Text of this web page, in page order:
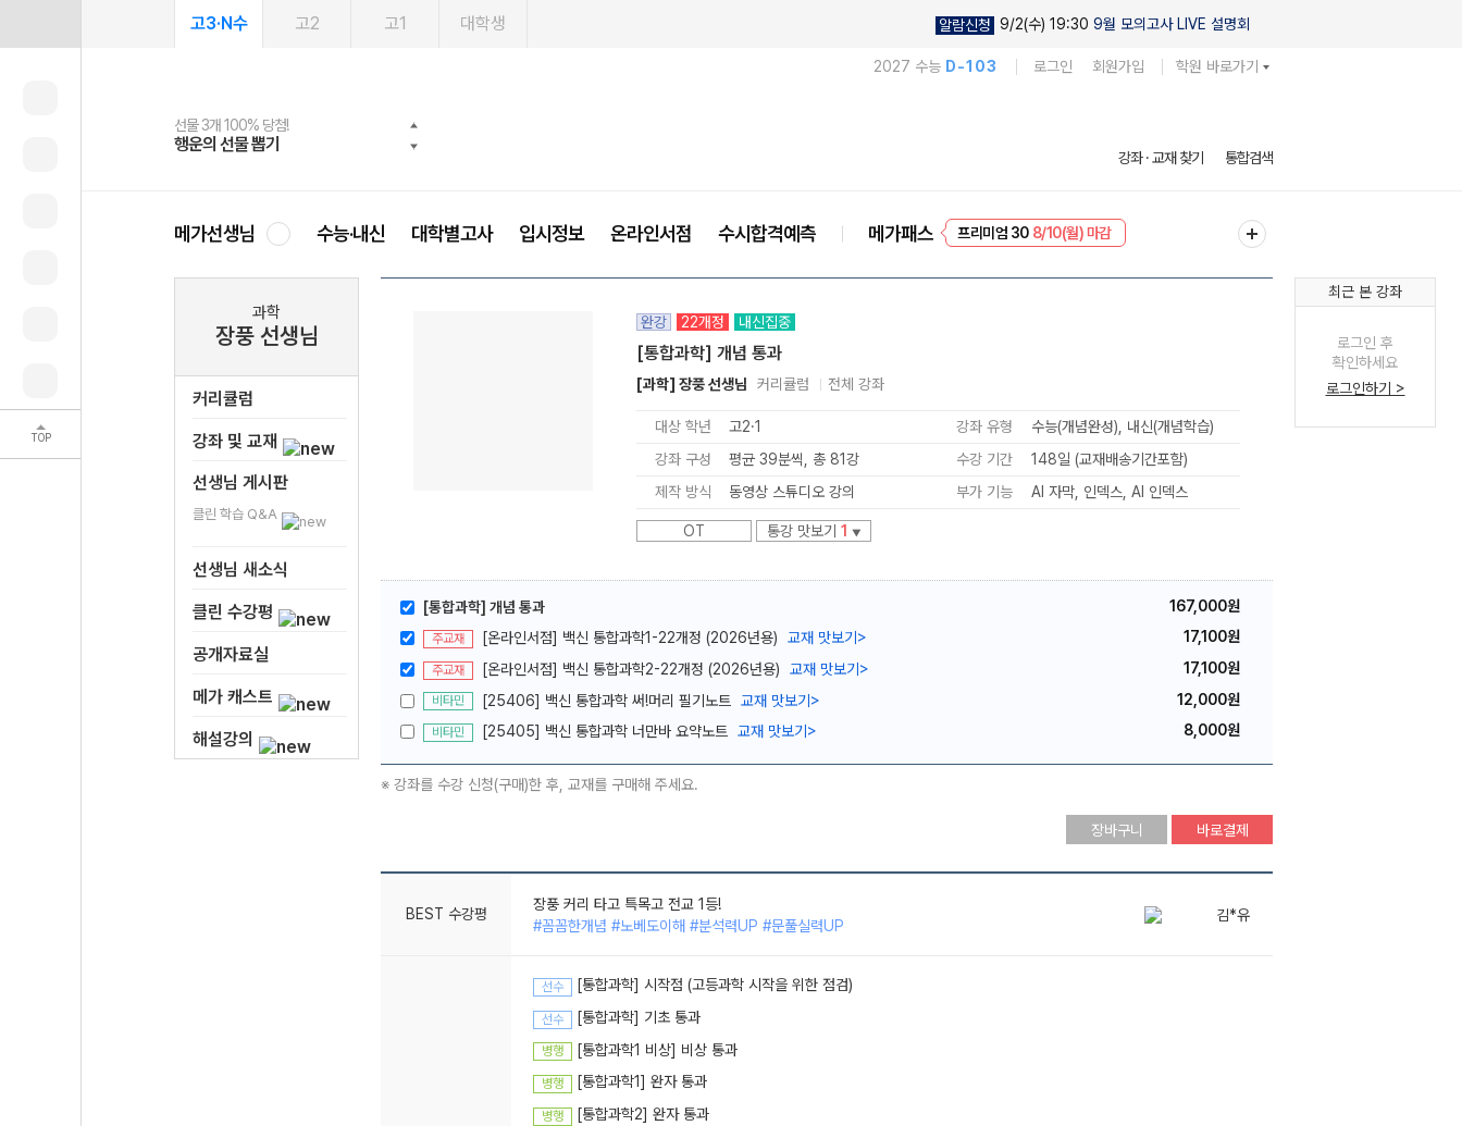
TOP
고3·N수 고2 고1 대학생 알람신청 9/2(수) 19:30 9월 모의고사 LIVE 설명회
2027 수능 D-103 로그인 회원가입 학원 바로가기
선물 3개 100% 당첨!
행운의 선물 뽑기
선물 100% 증정!
메가스터디 X 올리브
여름방학 스터디 캐시백
메가런 썸머스쿨
2027 러셀 단과
강사 공개선발
스마트러닝앱
설문 EVENT
메가패스
3일 무료 체험권
메가패스 수강생 무료혜택!
메가클럽 멤버십
사회공헌 캠페인
희망이룸 메가나눔
강좌 · 교재 찾기 통합검색
메가선생님 수능·내신 대학별고사 입시정보 온라인서점 수시합격예측 메가패스
프리미엄 30 8/10(월) 마감
과학
장풍 선생님
커리큘럼
강좌 및 교재
선생님 게시판
클린 학습 Q&A
선생님 새소식
클린 수강평
공개자료실
메가 캐스트
해설강의
완강 22개정 내신집중
[통합과학] 개념 통과
[과학] 장풍 선생님 커리큘럼 전체 강좌
대상 학년 고2·1 강좌 유형
수능(개념완성), 내신(개념학습)
강좌 구성
평균 39분씩, 총 81강 수강 기간
148일 (교재배송기간포함)
제작 방식
동영상 스튜디오 강의 부가 기능 AI 자막 인덱스 AI 인덱스
OT 통강 맛보기 1 ▼
[통합과학] 개념 통과 167,000원
주교재 [온라인서점] 백신 통합과학1-22개정 (2026년용) 교재 맛보기 > 17,100원
주교재 [온라인서점] 백신 통합과학2-22개정 (2026년용) 교재 맛보기 > 17,100원
비타민 [25406] 백신 통합과학 써!머리 필기노트 교재 맛보기> 12,000원
비타민 [25405] 백신 통합과학 너만바 요약노트 교재 맛보기 > 8,000원
※ 강좌를 수강 신청(구매)한 후, 교재를 구매해 주세요.
장바구니 바로결제
BEST 수강평
장풍 커리 타고 특목고 전교 1등!
#꼼꼼한개념 #노베도이해 #분석력UP #문풀실력UP
김*유
장풍쌤의 구성 원소 => 인, 에르븀, 철, 탄소, 테르븀
#꼼꼼한개념 #노베도이해 #응용력UP
선수 [통합과학] 시작점 (고등과학 시작을 위한 점검)
선수 [통합과학] 기초 통과
병행 [통합과학1 비상] 비상 통과
병행 [통합과학1] 완자 통과
병행 [통합과학2] 완자 통과
최근 본 강좌
로그인 후
확인하세요
로그인하기 >